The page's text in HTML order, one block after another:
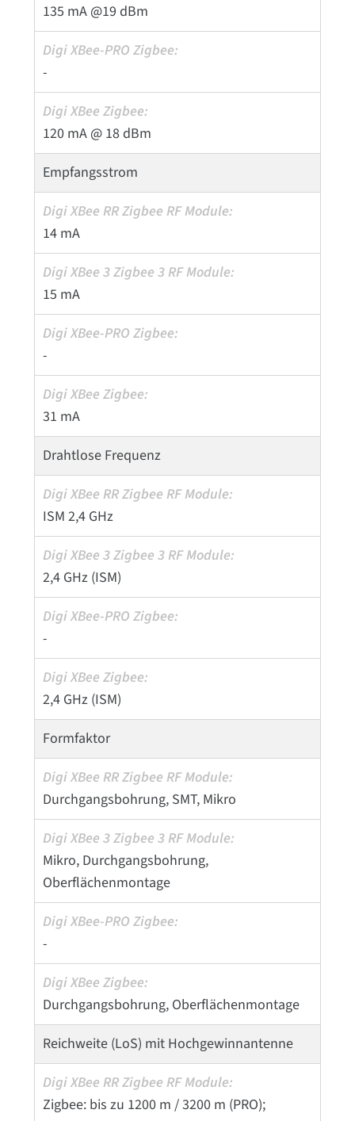
135 mA @19 dBm
-
120 mA @ 18 dBm
Empfangsstrom
14 mA
15 mA
-
31 mA
Drahtlose Frequenz
ISM 2,4 GHz
2,4 GHz (ISM)
-
2,4 GHz (ISM)
Formfaktor
Durchgangsbohrung, SMT, Mikro
Mikro, Durchgangsbohrung,
Oberflächenmontage
-
Durchgangsbohrung, Oberflächenmontage
Reichweite (LoS) mit Hochgewinnantenne
Zigbee: bis zu 1200 m / 3200 m (PRO);